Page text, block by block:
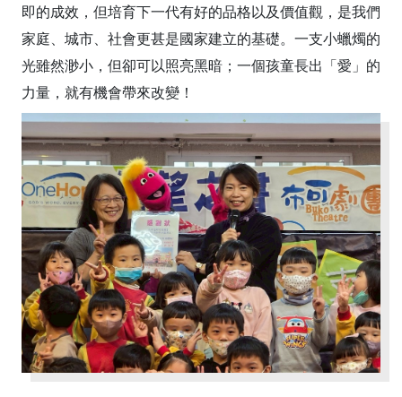
即的成效，但培育下一代有好的品格以及價值觀，是我們
家庭、城市、社會更甚是國家建立的基礎。一支小蠟燭的
光雖然渺小，但卻可以照亮黑暗；一個孩童長出「愛」的
力量，就有機會帶來改變！